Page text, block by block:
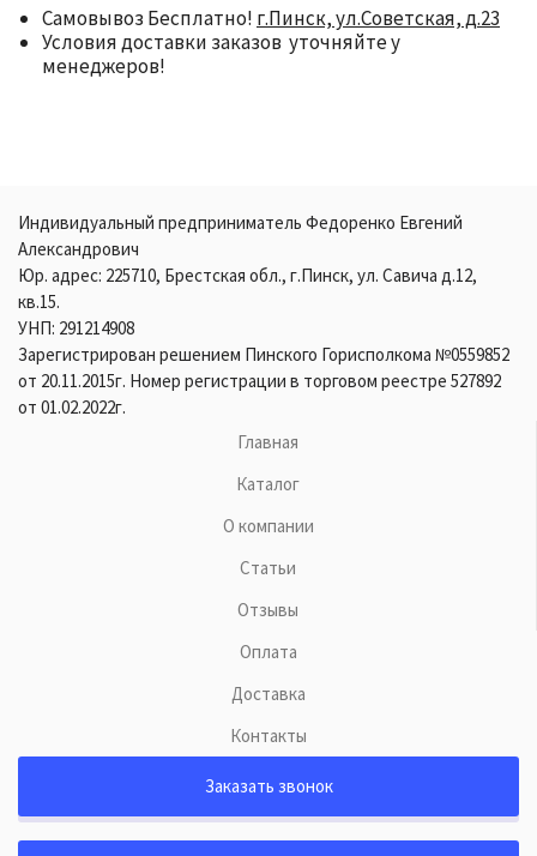
Самовывоз Бесплатно! г.Пинск, ул.Советская, д.23
Условия доставки заказов уточняйте у
менеджеров!
Индивидуальный предприниматель Федоренко Евгений
Александрович
Юр. адрес: 225710, Брестская обл., г.Пинск, ул. Савича д.12,
кв.15.
УНП: 291214908
Зарегистрирован решением Пинского Горисполкома №0559852
от 20.11.2015г. Номер регистрации в торговом реестре 527892
от 01.02.2022г.
Главная
Каталог
О компании
Статьи
Отзывы
Оплата
Доставка
Контакты
Заказать звонок